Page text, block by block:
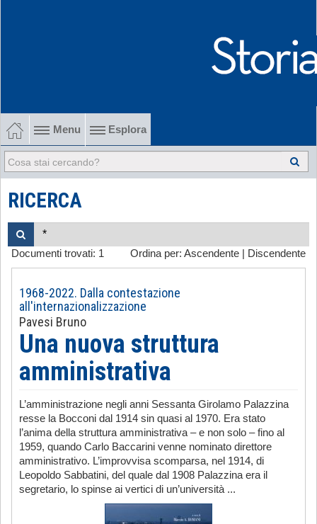
Menu Esplora
1902-1915 Gli esordi
1915-1945 Tra le due guerre
1945-1968 Dalla liberazione al '68
1968-2022 Dalla contestazione all'internazionalizzazione
-
RICERCA
Ordina per: Ascendente Discendente
Documenti trovati: 1
1968-2022. Dalla contestazione
all'internazionalizzazione
Pavesi Bruno
Una nuova struttura
amministrativa
L’amministrazione negli anni Sessanta Girolamo Palazzina
resse la Bocconi dal 1914 sin quasi al 1970. Era stato
l’anima della struttura amministrativa – e non solo – fino al
1959, quando Carlo Baccarini venne nominato direttore
amministrativo. L’improvvisa scomparsa, nel 1914, di
Leopoldo Sabbatini, del quale dal 1908 Palazzina era il
segretario, lo spinse ai vertici di un’università ...